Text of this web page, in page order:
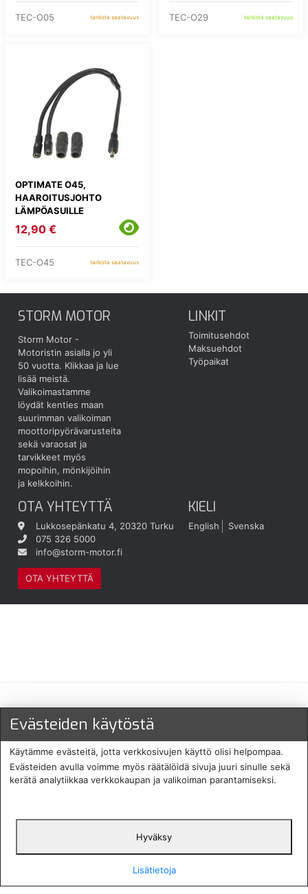
TEC-O05 tarkista saatavuus TEC-O29 tarkista saatavuus
OPTIMATE O45,
HAAROITUSJOHTO
LÄMPÖASUILLE
12,90 €
TEC-O45 tarkista saatavuus
STORM MOTOR
Storm Motor -
Motoristin asialla jo yli
50 vuotta. Klikkaa ja lue
lisää meistä.
Valikoimastamme
löydät kenties maan
suurimman valikoiman
moottoripyörävarusteita
sekä varaosat ja
tarvikkeet myös
mopoihin, mönkijöihin
ja kelkkoihin.
LINKIT
Toimitusehdot
Maksuehdot
Työpaikat
OTA YHTEYTTÄ
Lukkosepänkatu 4, 20320 Turku
075 326 5000
info@storm-motor.fi
OTA YHTEYTTÄ
KIELI
English Svenska
Maksu- ja toimitustavat
Protecomp
Copyright 2024. All rights
English
Evästeiden käytöstä
Käytämme evästeitä, jotta verkkosivujen käyttö olisi helpompaa.
Evästeiden avulla voimme myös räätälöidä sivuja juuri sinulle sekä
kerätä analytiikkaa verkkokaupan ja valikoiman parantamiseksi.
Hyväksy
Lisätietoja